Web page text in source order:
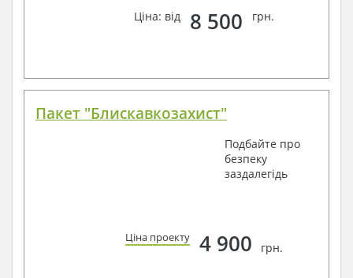
Ціна: від
8 500 грн.
Пакет "Блискавкозахист"
Подбайте про
безпеку
заздалегідь
Ціна проекту 4 900 грн.